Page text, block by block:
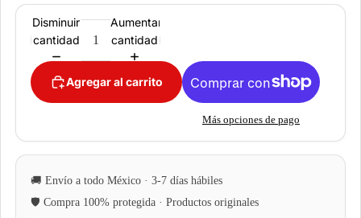
Disminuir
cantidad
Aumentar
cantidad
Agregar al carrito
Más opciones de pago